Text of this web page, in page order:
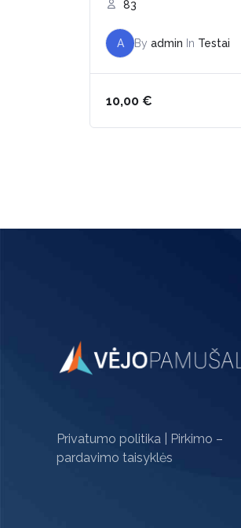
83
A By admin In Testai
10,00 €
Privatumo politika
Pirkimo –
pardavimo taisyklės